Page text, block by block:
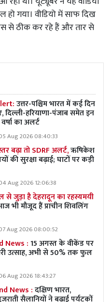
हो गया। वीडियो में साफ दिख
से ठीक कर रहे हैं और तार से
उत्तर-पश्चिम भारत में कई दिन
दिल्ली-हरियाणा-पंजाब समेत इन
का अलर्ट
Aug 2026 08:40:33
बढ़ा तो SDRF अलर्ट,ऋषिकेश
की सुरक्षा बढ़ाई; घाटों पर कड़ी
Aug 2026 12:06:38
से जुड़ा है देहरादून का रहस्यमयी
भी मौजूद हैं प्राचीन शिवलिंग
Aug 2026 08:00:52
News :15 अगस्त के वीकेंड पर
उत्साह, अभी से 50% तक फुल
Aug 2026 18:43:27
News :दक्षिण भारत,